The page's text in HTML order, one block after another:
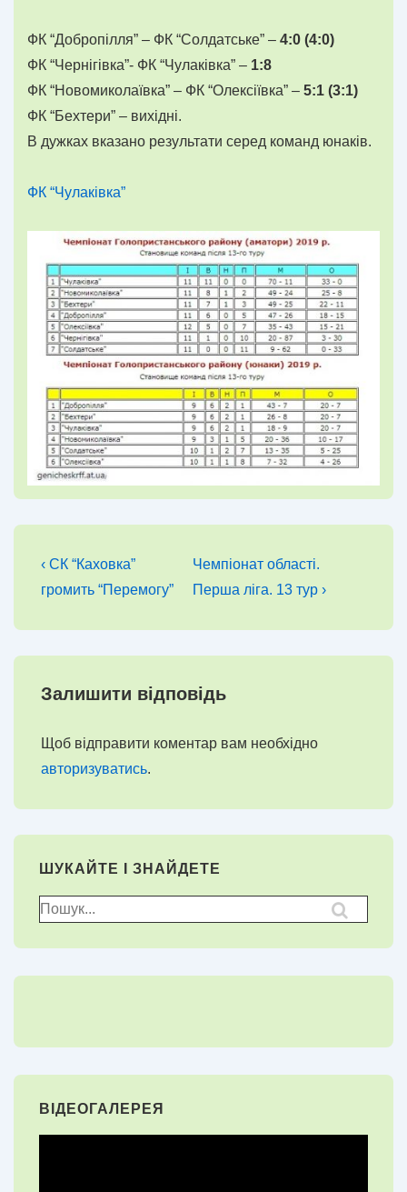
ФК “Добропілля” – ФК “Солдатське” – 4:0 (4:0)
ФК “Чернігівка”- ФК “Чулаківка” – 1:8
ФК “Новомиколаївка” – ФК “Олексіївка” – 5:1 (3:1)
ФК “Бехтери” – вихідні.
В дужках вказано результати серед команд юнаків.
ФК “Чулаківка”
Навігація
записів
Попередній
запис
‹ СК “Каховка”
громить “Перемогу”
Наступний
запис
Чемпіонат області.
Перша ліга. 13 тур ›
Залишити відповідь
Щоб відправити коментар вам необхідно
авторизуватись.
ШУКАЙТЕ І ЗНАЙДЕТЕ
Пошук
для:
ВІДЕОГАЛЕРЕЯ